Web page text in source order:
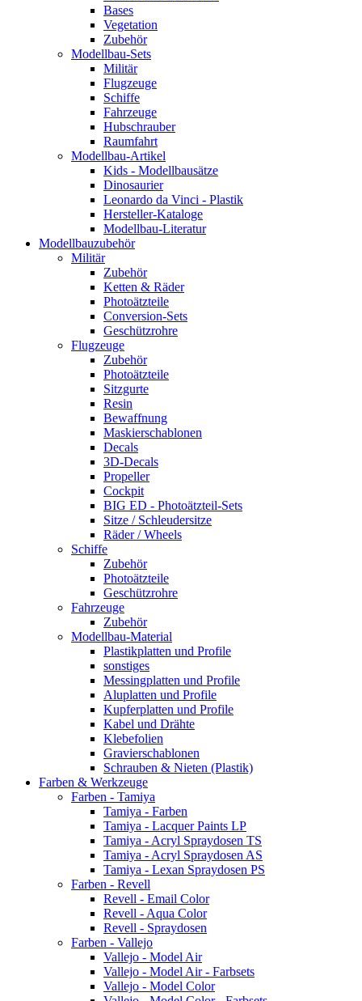
Bases
Vegetation
Zubehör
Modellbau-Sets
Militär
Flugzeuge
Schiffe
Fahrzeuge
Hubschrauber
Raumfahrt
Modellbau-Artikel
Kids - Modellbausätze
Dinosaurier
Leonardo da Vinci - Plastik
Hersteller-Kataloge
Modellbau-Literatur
Modellbauzubehör
Militär
Zubehör
Ketten & Räder
Photoätzteile
Conversion-Sets
Geschützrohre
Flugzeuge
Zubehör
Photoätzteile
Sitzgurte
Resin
Bewaffnung
Maskierschablonen
Decals
3D-Decals
Propeller
Cockpit
BIG ED - Photoätzteil-Sets
Sitze / Schleudersitze
Räder / Wheels
Schiffe
Zubehör
Photoätzteile
Geschützrohre
Fahrzeuge
Zubehör
Modellbau-Material
Plastikplatten und Profile
sonstiges
Messingplatten und Profile
Aluplatten und Profile
Kupferplatten und Profile
Kabel und Drähte
Klebefolien
Gravierschablonen
Schrauben & Nieten (Plastik)
Farben & Werkzeuge
Farben - Tamiya
Tamiya - Farben
Tamiya - Lacquer Paints LP
Tamiya - Acryl Spraydosen TS
Tamiya - Acryl Spraydosen AS
Tamiya - Lexan Spraydosen PS
Farben - Revell
Revell - Email Color
Revell - Aqua Color
Revell - Spraydosen
Farben - Vallejo
Vallejo - Model Air
Vallejo - Model Air - Farbsets
Vallejo - Model Color